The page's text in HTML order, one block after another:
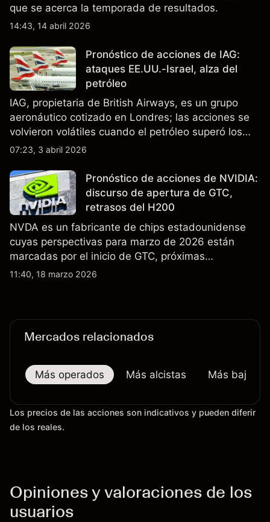
que se acerca la temporada de resultados.
14:43, 14 abril 2026
Pronóstico de acciones de IAG:
ataques EE.UU.-Israel, alza del
petróleo
IAG, propietaria de British Airways, es un grupo
aeronáutico cotizado en Londres; las acciones se
volvieron volátiles cuando el petróleo superó los
$105 y los cierres del espacio aéreo de Oriente
no es un indicador fiable de resultados futuros..
07:23, 3 abril 2026
Pronóstico de acciones de NVIDIA:
discurso de apertura de GTC,
retrasos del H200
NVDA es un fabricante de chips estadounidense
cuyas perspectivas para marzo de 2026 están
marcadas por el inicio de GTC, próximas
actualizaciones de productos y la incertidumbre
11:40, 18 marzo 2026
Mercados relacionados
Más operados Más alcistas Más bajistas
Los precios de las acciones son indicativos y pueden diferir
de los reales.
Opiniones y valoraciones de los
usuarios